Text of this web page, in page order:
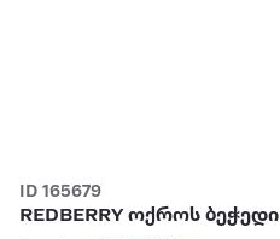
ID 165679
REDBERRY ოქროს ბეჭედი